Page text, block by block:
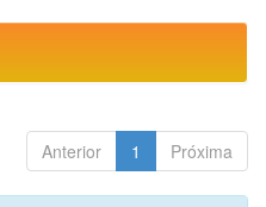
Anterior 1 Próxima